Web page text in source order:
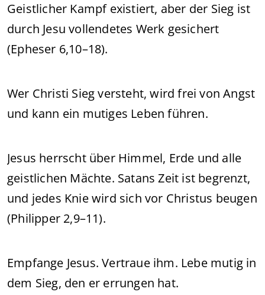
Geistlicher Kampf existiert, aber der Sieg ist
durch Jesu vollendetes Werk gesichert
(Epheser 6,10–18).
Wer Christi Sieg versteht, wird frei von Angst
und kann ein mutiges Leben führen.
Jesus herrscht über Himmel, Erde und alle
geistlichen Mächte. Satans Zeit ist begrenzt,
und jedes Knie wird sich vor Christus beugen
(Philipper 2,9–11).
Empfange Jesus. Vertraue ihm. Lebe mutig in
dem Sieg, den er errungen hat.